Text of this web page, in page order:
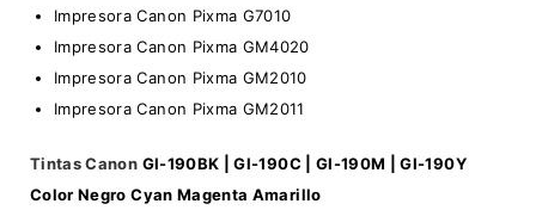
Impresora Canon Pixma G7010
Impresora Canon Pixma GM4020
Impresora Canon Pixma GM2010
Impresora Canon Pixma GM2011
Tintas Canon GI-190BK | GI-190C | GI-190M | GI-190Y
Color Negro Cyan Magenta Amarillo